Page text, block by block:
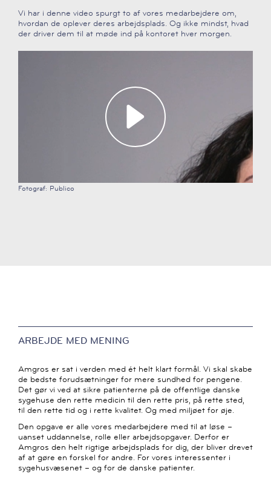
Vi har i denne video spurgt to af vores medarbejdere om,
hvordan de oplever deres arbejdsplads. Og ikke mindst, hvad
der driver dem til at møde ind på kontoret hver morgen.
Fotograf: Publico
ARBEJDE MED MENING
Amgros er sat i verden med ét helt klart formål. Vi skal skabe
de bedste forudsætninger for mere sundhed for pengene.
Det gør vi ved at sikre patienterne på de offentlige danske
sygehuse den rette medicin til den rette pris, på rette sted,
til den rette tid og i rette kvalitet. Og med miljøet for øje.
Den opgave er alle vores medarbejdere med til at løse –
uanset uddannelse, rolle eller arbejdsopgaver. Derfor er
Amgros den helt rigtige arbejdsplads for dig, der bliver drevet
af at gøre en forskel for andre. For vores interessenter i
sygehusvæsenet – og for de danske patienter.